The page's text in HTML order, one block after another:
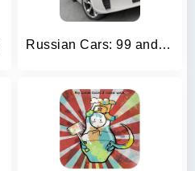
Russian Cars: 99 and 9 in City